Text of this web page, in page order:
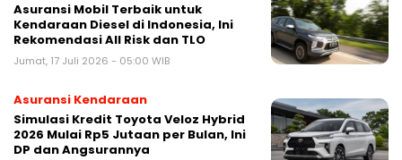
Asuransi Mobil Terbaik untuk
Kendaraan Diesel di Indonesia, Ini
Rekomendasi All Risk dan TLO
Jumat, 17 Juli 2026 - 05:00 WIB
Asuransi Kendaraan
Simulasi Kredit Toyota Veloz Hybrid
2026 Mulai Rp5 Jutaan per Bulan, Ini
DP dan Angsurannya